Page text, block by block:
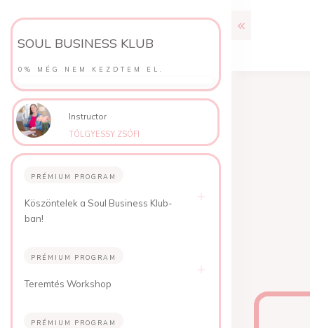
SOUL BUSINESS KLUB
0% MÉG NEM KEZDTEM EL.
Instructor
TÖLGYESSY ZSÓFI
PRÉMIUM PROGRAM
Köszöntelek a Soul Business Klub-
ban!
PRÉMIUM PROGRAM
Teremtés Workshop
PRÉMIUM PROGRAM